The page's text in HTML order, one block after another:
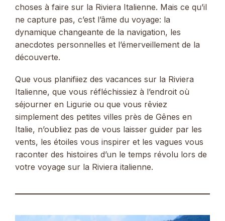
choses à faire sur la Riviera Italienne. Mais ce qu’il
ne capture pas, c’est l’âme du voyage: la
dynamique changeante de la navigation, les
anecdotes personnelles et l’émerveillement de la
découverte.
Que vous planifiiez des vacances sur la Riviera
Italienne, que vous réfléchissiez à l’endroit où
séjourner en Ligurie ou que vous rêviez
simplement des petites villes près de Gênes en
Italie, n’oubliez pas de vous laisser guider par les
vents, les étoiles vous inspirer et les vagues vous
raconter des histoires d’un le temps révolu lors de
votre voyage sur la Riviera italienne.